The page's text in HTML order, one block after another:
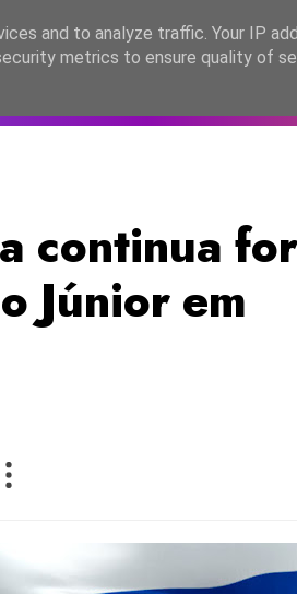
PORTUGAL
continua
Júnior em
and to analyze traffic. Your IP
metrics to ensure quality of